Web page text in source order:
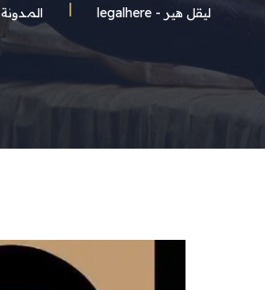
ليقل هير - legalhere المـدونة